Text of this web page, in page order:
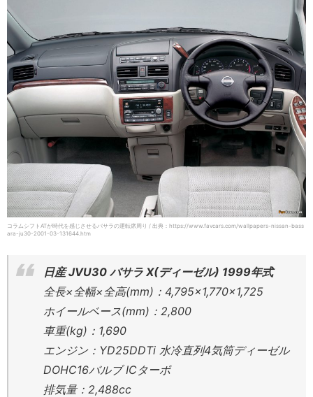
コラムシフトATが時代を感じさせるバサラの運転席周り / 出典：https://www.favcars.com/wallpapers-nissan-bass
ara-ju30-2001-03-131644.htm
日産 JVU30 バサラ X(ディーゼル) 1999年式
全長×全幅×全高(mm)：4,795×1,770×1,725
ホイールベース(mm)：2,800
車重(kg)：1,690
エンジン：YD25DDTi 水冷直列4気筒ディーゼル
DOHC16バルブ ICターボ
排気量：2,488cc